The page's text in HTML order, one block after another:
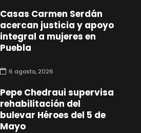
Casas Carmen Serdán
acercan justicia y apoyo
integral a mujeres en
Puebla
6 agosto, 2026
Pepe Chedraui supervisa
rehabilitación del
bulevar Héroes del 5 de
Mayo